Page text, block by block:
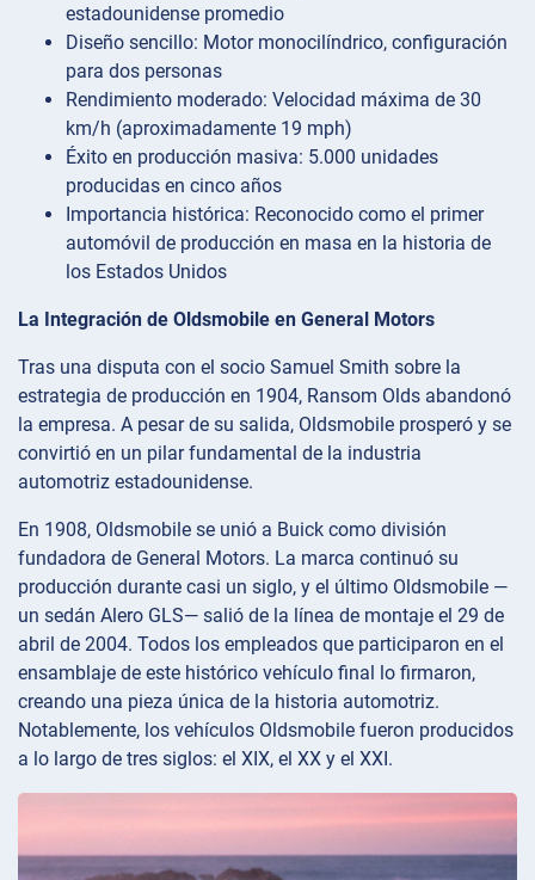
estadounidense promedio
Diseño sencillo: Motor monocilíndrico, configuración
para dos personas
Rendimiento moderado: Velocidad máxima de 30
km/h (aproximadamente 19 mph)
Éxito en producción masiva: 5.000 unidades
producidas en cinco años
Importancia histórica: Reconocido como el primer
automóvil de producción en masa en la historia de
los Estados Unidos
La Integración de Oldsmobile en General Motors
Tras una disputa con el socio Samuel Smith sobre la
estrategia de producción en 1904, Ransom Olds abandonó
la empresa. A pesar de su salida, Oldsmobile prosperó y se
convirtió en un pilar fundamental de la industria
automotriz estadounidense.
En 1908, Oldsmobile se unió a Buick como división
fundadora de General Motors. La marca continuó su
producción durante casi un siglo, y el último Oldsmobile —
un sedán Alero GLS— salió de la línea de montaje el 29 de
abril de 2004. Todos los empleados que participaron en el
ensamblaje de este histórico vehículo final lo firmaron,
creando una pieza única de la historia automotriz.
Notablemente, los vehículos Oldsmobile fueron producidos
a lo largo de tres siglos: el XIX, el XX y el XXI.